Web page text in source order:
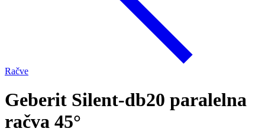
Račve
Geberit Silent-db20 paralelna
račva 45°